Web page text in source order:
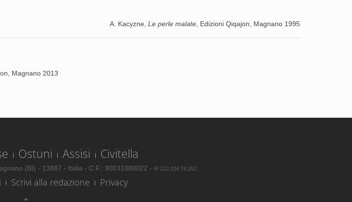
A. Kacyzne, Le perle malate , Edizioni Qiqajon, Magnano 1995
Magnano 2013
Ostuni Assisi Civitella
(BI) - 13887 - Italia - C.F.: 90031080022 - IP 212.224.76.252
Scrivi alla redazione Privacy